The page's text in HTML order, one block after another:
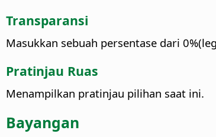
Transparansi
Masukkan sebuah persentase dari
Pratinjau Ruas
Menampilkan pratinjau pilihan saat ini.
Bayangan